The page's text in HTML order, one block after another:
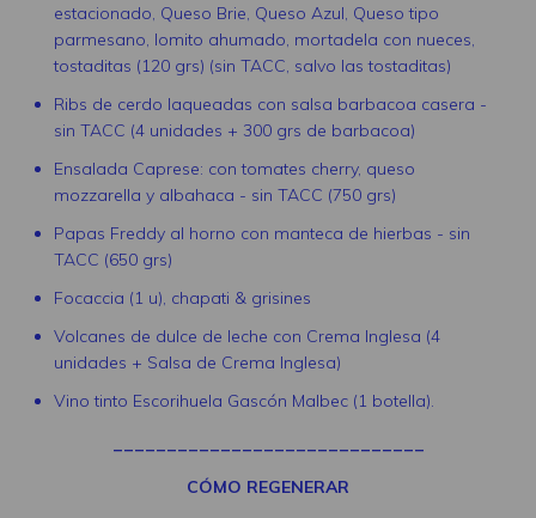
estacionado, Queso Brie, Queso Azul, Queso tipo
parmesano, lomito ahumado, mortadela con nueces,
tostaditas (120 grs) (sin TACC, salvo las tostaditas)
Ribs de cerdo laqueadas con salsa barbacoa casera -
sin TACC (4 unidades + 300 grs de barbacoa)
Ensalada Caprese: con tomates cherry, queso
mozzarella y albahaca - sin TACC (750 grs)
Papas Freddy al horno con manteca de hierbas - sin
TACC (650 grs)
Focaccia (1 u), chapati & grisines
Volcanes de dulce de leche con Crema Inglesa (4
unidades + Salsa de Crema Inglesa)
Vino tinto Escorihuela Gascón Malbec (1 botella).
CÓMO REGENERAR